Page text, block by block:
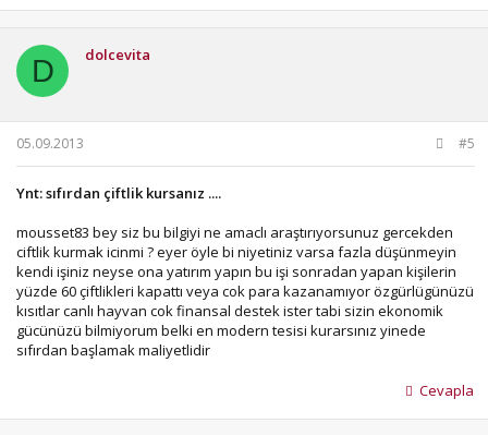
Mera kendi tapumuzun içindemi olacak , ki bu çok zor ve
Mera hayvancılığı yapmayacak, hazır bakacak isek ,
İşletmeye yetecek kadar,elektriği içinde, toprak kendi
İşletmenin yapılacağı topraklar ulaşılabilir olmalı yolu uzak
olmamamalı, rakımı yüksek kar kış olmamalı.
Yerleşim yerine yakınlık konusunda 700 m, kuş uçumu ana
yola da 150 m, olunca mesafe ruhsat konusunda yeterli
diye biliyorum.
Hayvanlara , mera yok vede yemi üretecek toprağımızda
yok ise sadece işletmeyi kuracak toprağımız var ise , olmaz
demem olur ama etrafımda yapanlarda var, kesif ve kaba
yemi tamamen satın alanlar, çok iyi ekonomi yönetimi
gerek , en küçük bir hatada ekonomi karışır, çünkü her şey
satın alındığı için ekonomik dalgalanmadan
etkilenir.Üretilen ürünü de çok iyi pazarlamak gerek.
Sıfırdan çiftlik kuracak isek yukarıda saydığım imkanların
alınırsa maliyeti karşılamak zor.
D dolcevita
05.09.2013 #5
Ynt: sıfırdan çiftlik kursanız ....
mousset83 bey siz bu bilgiyi ne amaclı araştırıyorsunuz gercekden
ciftlik kurmak icinmi ? eyer öyle bi niyetiniz varsa fazla düşünmeyin
kendi işiniz neyse ona yatırım yapın bu işi sonradan yapan kişilerin
yüzde 60 çiftlikleri kapattı veya cok para kazanamıyor özgürlügünüzü
kısıtlar canlı hayvan cok finansal destek ister tabi sizin ekonomik
gücünüzü bilmiyorum belki en modern tesisi kurarsınız yinede
sıfırdan başlamak maliyetlidir
Cevapla